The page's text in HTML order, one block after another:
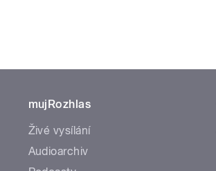
mujRozhlas
Živé vysílání
Audioarchiv